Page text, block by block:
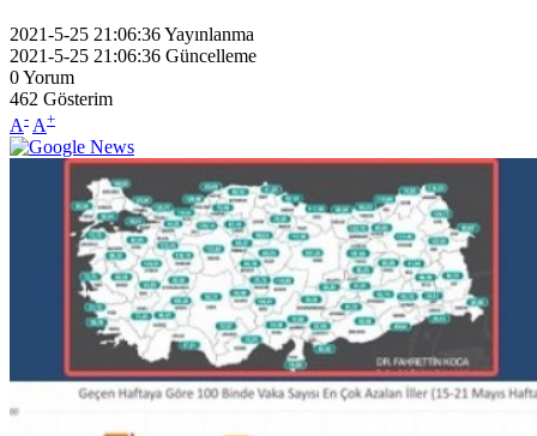
2021-5-25 21:06:36Yayınlanma
2021-5-25 21:06:36 Güncelleme
0Yorum
462 Gösterim
A- A+